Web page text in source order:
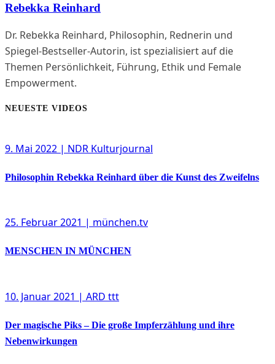
Rebekka Reinhard
Dr. Rebekka Reinhard, Philosophin, Rednerin und
Spiegel-Bestseller-Autorin, ist spezialisiert auf die
Themen Persönlichkeit, Führung, Ethik und Female
Empowerment.
NEUESTE VIDEOS
9. Mai 2022 | NDR Kulturjournal
Philosophin Rebekka Reinhard über die Kunst des Zweifelns
25. Februar 2021 | münchen.tv
MENSCHEN IN MÜNCHEN
10. Januar 2021 | ARD ttt
Der magische Piks – Die große Impferzählung und ihre
Nebenwirkungen